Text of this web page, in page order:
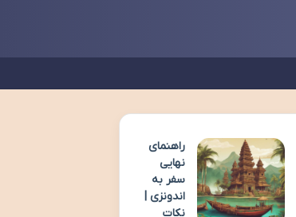
راهنمای
نهایی
سفر به
اندونزی |
نکات